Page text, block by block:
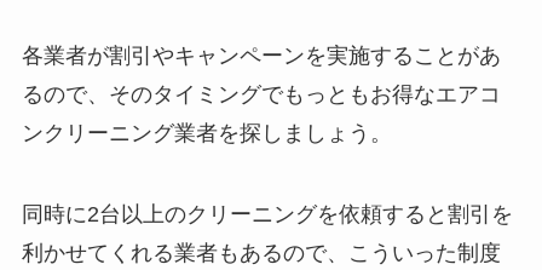
各業者が割引やキャンペーンを実施することがあ
るので、そのタイミングでもっともお得なエアコ
ンクリーニング業者を探しましょう。
同時に2台以上のクリーニングを依頼すると割引を
利かせてくれる業者もあるので、こういった制度